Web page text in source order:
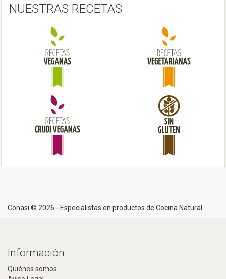
NUESTRAS RECETAS
Conasi © 2026 - Especialistas en productos de Cocina Natural
Información
Quiénes somos